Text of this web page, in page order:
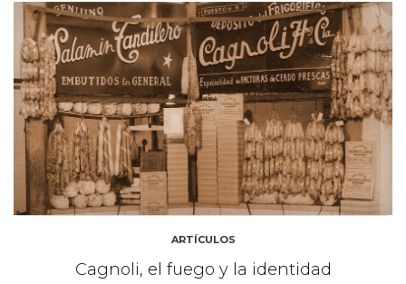
ARTÍCULOS
Cagnoli, el fuego y la identidad